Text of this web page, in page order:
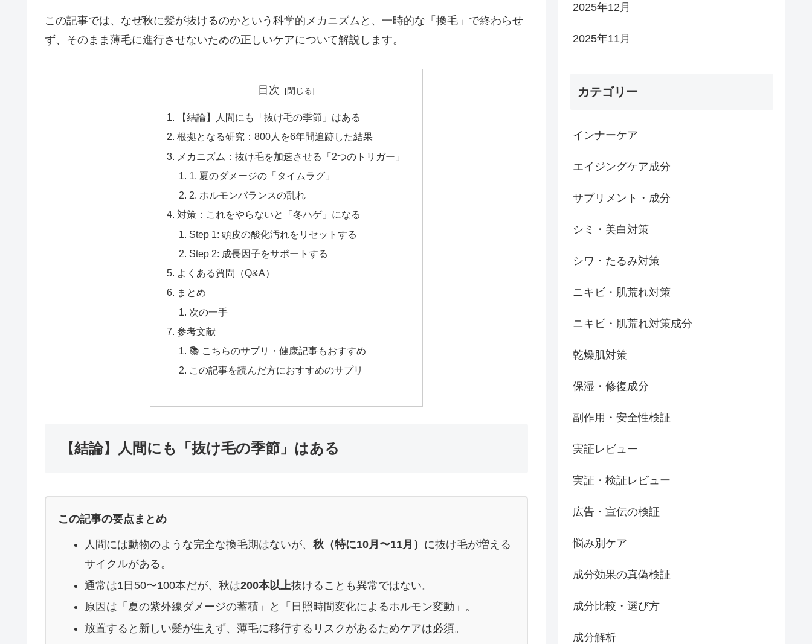
この記事では、なぜ秋に髪が抜けるのかという科学的メカニズムと、一時的な「換毛」で終わらせ
ず、そのまま薄毛に進行させないための正しいケアについて解説します。
目次
【結論】人間にも「抜け毛の季節」はある
根拠となる研究：800人を6年間追跡した結果
メカニズム：抜け毛を加速させる「2つのトリガー」
1. 夏のダメージの「タイムラグ」
2. ホルモンバランスの乱れ
対策：これをやらないと「冬ハゲ」になる
Step 1: 頭皮の酸化汚れをリセットする
Step 2: 成長因子をサポートする
よくある質問（Q&A）
まとめ
次の一手
参考文献
📚 こちらのサプリ・健康記事もおすすめ
この記事を読んだ方におすすめのサプリ
【結論】人間にも「抜け毛の季節」はある
この記事の要点まとめ
人間には動物のような完全な換毛期はないが、 秋（特に10月〜11月） に抜け毛が増える
サイクルがある。
通常は1日50〜100本だが、秋は200本以上抜けることも異常ではない。
原因は「夏の紫外線ダメージの蓄積」と「日照時間変化によるホルモン変動」。
放置すると新しい髪が生えず、薄毛に移行するリスクがあるためケアは必須。
2025年12月
2025年11月
カテゴリー
インナーケア
エイジングケア成分
サプリメント・成分
シミ・美白対策
シワ・たるみ対策
ニキビ・肌荒れ対策
ニキビ・肌荒れ対策成分
乾燥肌対策
保湿・修復成分
副作用・安全性検証
実証レビュー
実証・検証レビュー
広告・宣伝の検証
悩み別ケア
成分効果の真偽検証
成分比較・選び方
成分解析